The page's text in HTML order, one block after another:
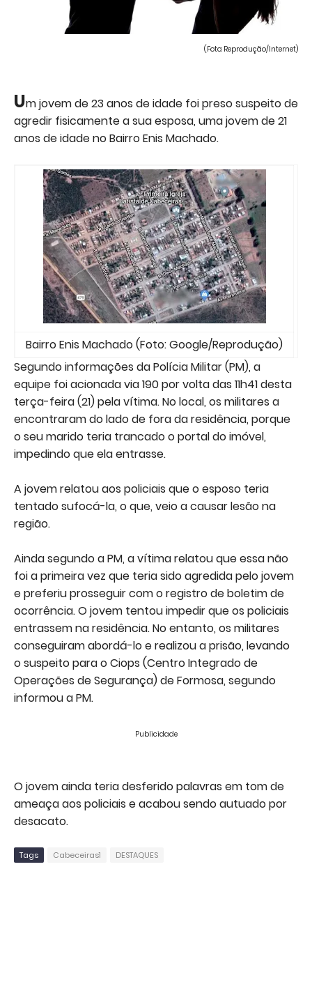
(Foto: Reprodução/Internet)
Um jovem de 23 anos de idade foi preso suspeito de
agredir fisicamente a sua esposa, uma jovem de 21
anos de idade no Bairro Enis Machado.
Bairro Enis Machado (Foto: Google/Reprodução)
Segundo informações da Polícia Militar (PM), a
equipe foi acionada via 190 por volta das 11h41 desta
terça-feira (21) pela vítima. No local, os militares a
encontraram do lado de fora da residência, porque
o seu marido teria trancado o portal do imóvel,
impedindo que ela entrasse.
A jovem relatou aos policiais que o esposo teria
tentado sufocá-la, o que, veio a causar lesão na
região.
Ainda segundo a PM, a vítima relatou que essa não
foi a primeira vez que teria sido agredida pelo jovem
e preferiu prosseguir com o registro de boletim de
ocorrência. O jovem tentou impedir que os policiais
entrassem na residência. No entanto, os militares
conseguiram abordá-lo e realizou a prisão, levando
o suspeito para o Ciops (Centro Integrado de
Operações de Segurança) de Formosa, segundo
informou a PM.
Publicidade
O jovem ainda teria desferido palavras em tom de
ameaça aos policiais e acabou sendo autuado por
desacato.
Tags Cabeceiras1 DESTAQUES